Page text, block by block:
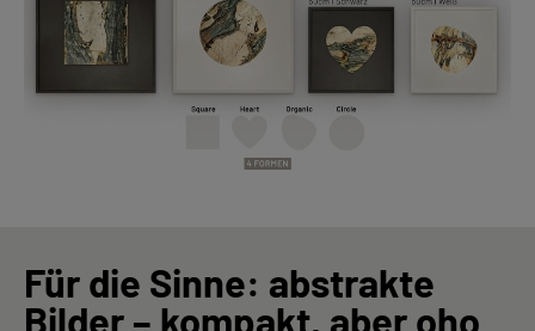
Für die Sinne: abstrakte
Bilder – kompakt, aber oho